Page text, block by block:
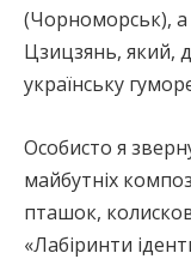
(Чорноморськ),
Цзицзянь, який,
українську
Особисто я
майбутніх
пташок,
«Лабіринти